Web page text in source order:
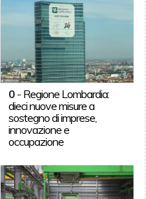
0 - Regione Lombardia:
dieci nuove misure a
sostegno di imprese,
innovazione e
occupazione